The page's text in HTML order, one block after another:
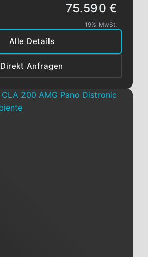
Alle Details
Direkt Anfragen
75.590 €
19% MwSt.